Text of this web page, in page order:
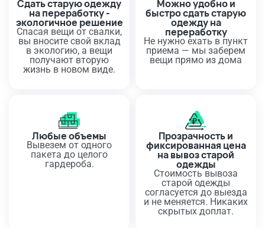
Сдать старую одежду
на переработку -
экологичное решение
Спасая вещи от свалки,
вы вносите свой вклад
в экологию, а вещи
получают вторую
жизнь в новом виде.
Можно удобно и
быстро сдать старую
одежду на
переработку
Не нужно ехать в пункт
приема — мы заберем
вещи прямо из дома
Любые объемы
Вывезем от одного
пакета до целого
гардероба.
Прозрачность и
фиксированная цена
на вывоз старой
одежды
Стоимость вывоза
старой одежды
согласуется до выезда
и не меняется. Никаких
скрытых доплат.